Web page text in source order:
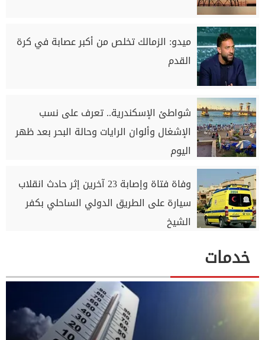
ميدو: الزمالك تخلص من أكبر عصابة في كرة
القدم
شواطئ الإسكندرية.. تعرف على نسب
الإشغال وألوان الرايات وحالة البحر بعد ظهر
اليوم
وفاة فتاة وإصابة 23 آخرين إثر حادث انقلاب
سيارة على الطريق الدولي الساحلي بكفر
الشيخ
خدمات